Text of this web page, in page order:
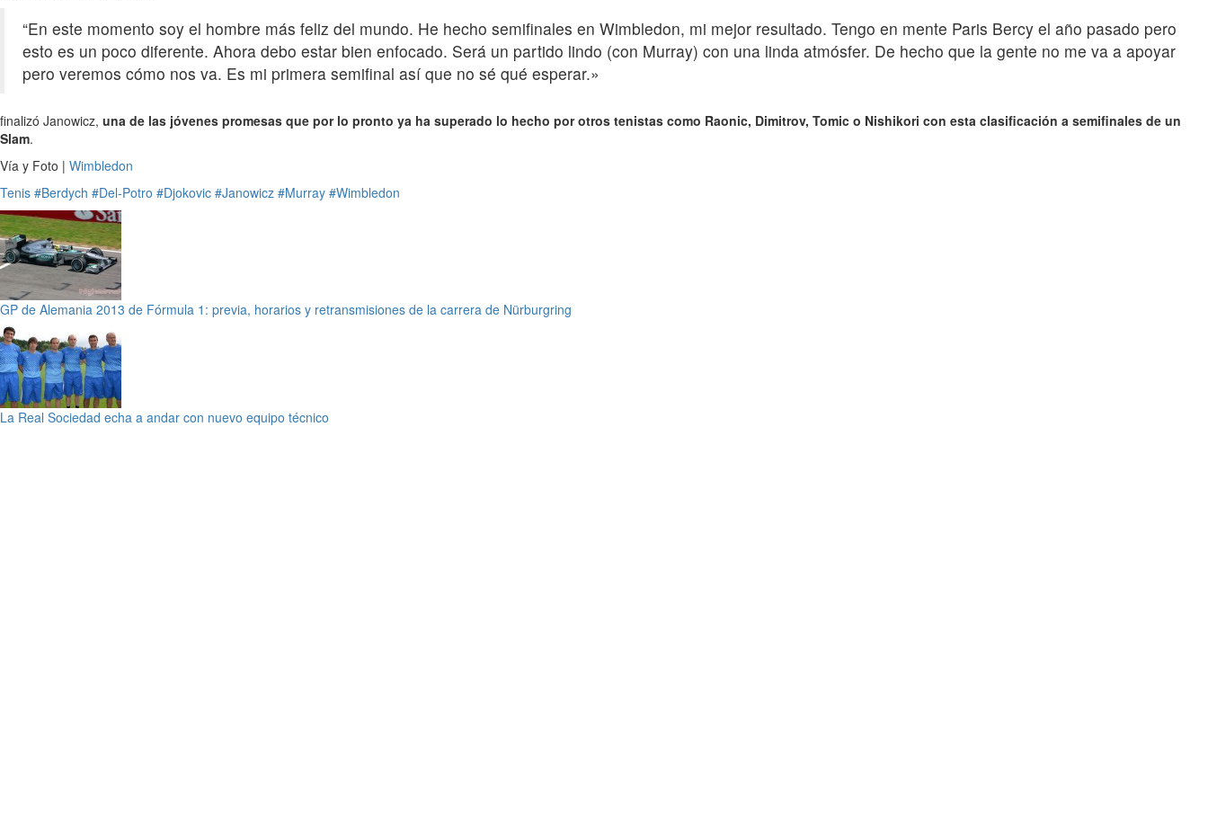
“En este momento soy el hombre más feliz del mundo. He hecho semifinales en Wimbledon, mi mejor resultado. Tengo en mente Paris Bercy el año pasado pero
esto es un poco diferente. Ahora debo estar bien enfocado. Será un partido lindo (con Murray) con una linda atmósfer. De hecho que la gente no me va a apoyar
pero veremos cómo nos va. Es mi primera semifinal así que no sé qué esperar.»
finalizó Janowicz, una de las jóvenes promesas que por lo pronto ya ha superado lo hecho por otros tenistas como Raonic, Dimitrov, Tomic o Nishikori con esta clasificación a semifinales de un
Slam.
Vía y Foto | Wimbledon
Tenis #Berdych #Del-Potro #Djokovic #Janowicz #Murray #Wimbledon
GP de Alemania 2013 de Fórmula 1: previa, horarios y retransmisiones de la carrera de Nürburgring
La Real Sociedad echa a andar con nuevo equipo técnico